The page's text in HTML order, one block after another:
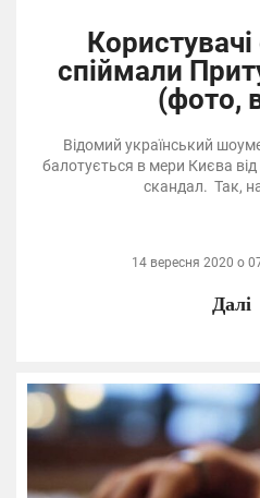
спіймали
(фото,
Відомий український
балотується в мери Києва від
скандал. Так,
14 вересня 2020 о
Далі